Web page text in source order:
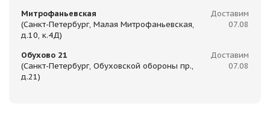
Митрофаньевская
(Санкт-Петербург, Малая Митрофаньевская,
д.10, к.4Д)
Доставим
07.08
Обухово 21
(Санкт-Петербург, Обуховской обороны пр.,
д.21)
Доставим
07.08